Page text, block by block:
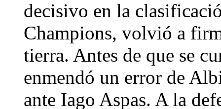
decisivo en la
Champions, volvió a
tierra. Antes de que se
enmendó un error de
ante Iago Aspas. A la